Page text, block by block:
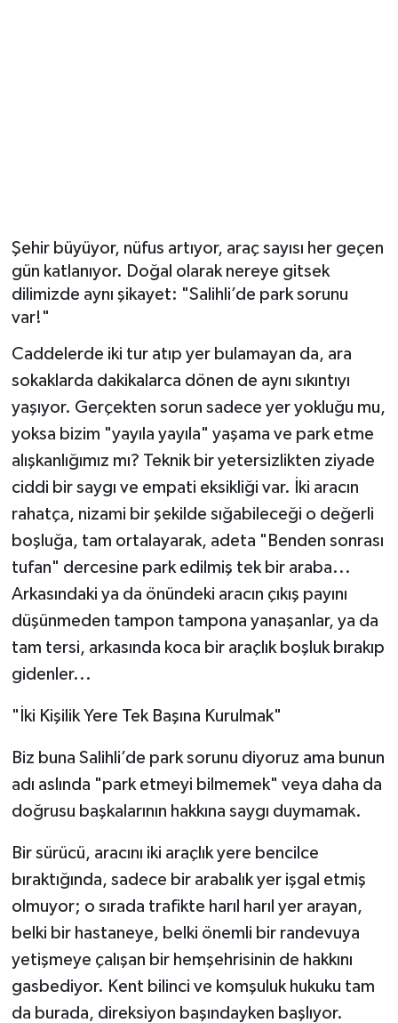
Şehir büyüyor, nüfus artıyor, araç sayısı her geçen
gün katlanıyor. Doğal olarak nereye gitsek
dilimizde aynı şikayet: "Salihli’de park sorunu
var!"
Caddelerde iki tur atıp yer bulamayan da, ara
sokaklarda dakikalarca dönen de aynı sıkıntıyı
yaşıyor. Gerçekten sorun sadece yer yokluğu mu,
yoksa bizim "yayıla yayıla" yaşama ve park etme
alışkanlığımız mı? Teknik bir yetersizlikten ziyade
ciddi bir saygı ve empati eksikliği var. İki aracın
rahatça, nizami bir şekilde sığabileceği o değerli
boşluğa, tam ortalayarak, adeta "Benden sonrası
tufan" dercesine park edilmiş tek bir araba...
Arkasındaki ya da önündeki aracın çıkış payını
düşünmeden tampon tampona yanaşanlar, ya da
tam tersi, arkasında koca bir araçlık boşluk bırakıp
gidenler...
​"İki Kişilik Yere Tek Başına Kurulmak"
​Biz buna Salihli’de park sorunu diyoruz ama bunun
adı aslında "park etmeyi bilmemek" veya daha da
doğrusu başkalarının hakkına saygı duymamak.
​Bir sürücü, aracını iki araçlık yere bencilce
bıraktığında, sadece bir arabalık yer işgal etmiş
olmuyor; o sırada trafikte harıl harıl yer arayan,
belki bir hastaneye, belki önemli bir randevuya
yetişmeye çalışan bir hemşehrisinin de hakkını
gasbediyor. Kent bilinci ve komşuluk hukuku tam
da burada, direksiyon başındayken başlıyor.